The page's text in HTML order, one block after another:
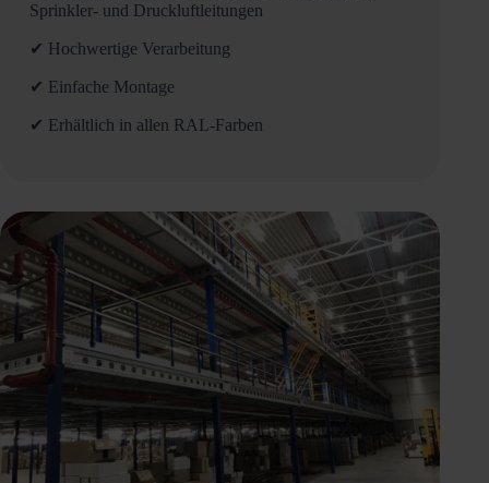
Sprinkler- und Druckluftleitungen
✔ Hochwertige Verarbeitung
✔ Einfache Montage
✔ Erhältlich in allen RAL-Farben